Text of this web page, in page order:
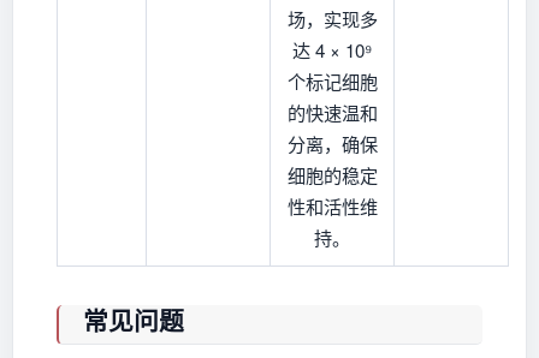
场，实现多
达 4 × 10⁹
个标记细胞
的快速温和
分离，确保
细胞的稳定
性和活性维
持。
常见问题